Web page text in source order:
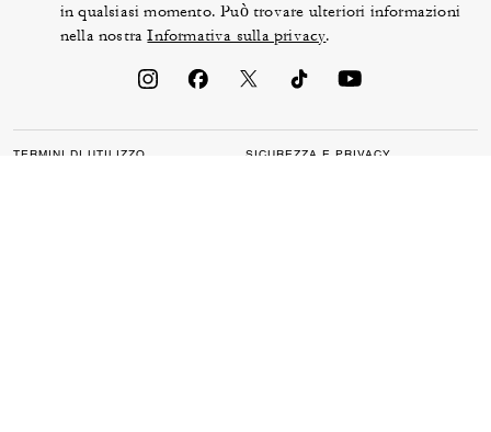
in qualsiasi momento. Può trovare ulteriori informazioni
nella nostraInformativa sulla privacy.
TERMINI DI UTILIZZO SICUREZZA E PRIVACY